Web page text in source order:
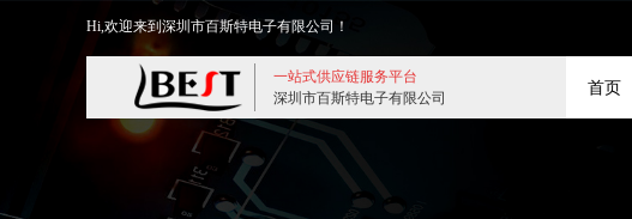
Hi,欢迎来到深圳市百斯特电子有限公司！
一站式供应链服务平台
深圳市百斯特电子有限公司
首页